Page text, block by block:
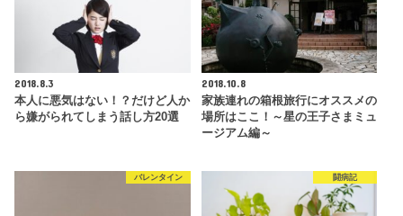
2018.8.3
本人に悪気はない！？だけど人か
ら嫌がられてしまう話し方20選
2018.10.8
家族連れの箱根旅行にオススメの
場所はここ！～星の王子さまミュ
ージアム編～
バレンタイン 闘病記